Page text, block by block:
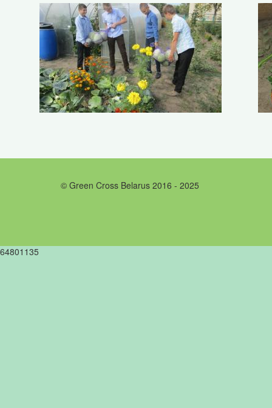
© Green Cross Belarus 2016 - 2025
64801135